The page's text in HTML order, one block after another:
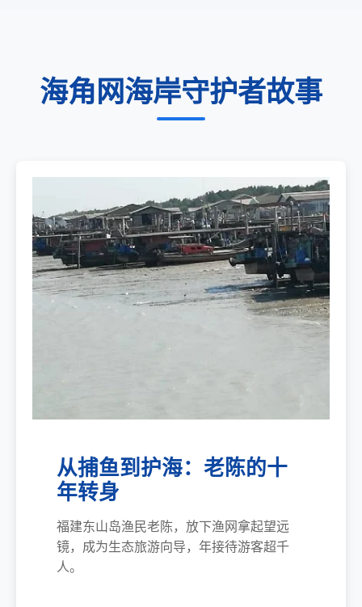
海角网海岸守护者故事
从捕鱼到护海：老陈的十
年转身
福建东山岛渔民老陈，放下渔网拿起望远
镜，成为生态旅游向导，年接待游客超千
人。